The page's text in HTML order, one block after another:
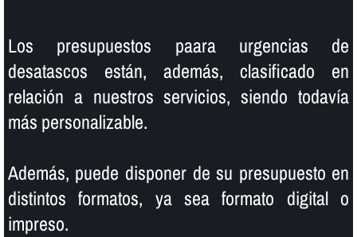
Los presupuestos paara urgencias de
desatascos están, además, clasificado en
relación a nuestros servicios, siendo todaví­a
más personalizable.
Además, puede disponer de su presupuesto en
distintos formatos, ya sea formato digital o
impreso.